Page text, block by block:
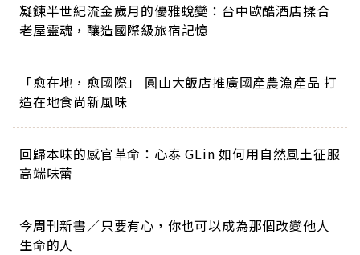
凝鍊半世紀流金歲月的優雅蛻變：台中歐酷酒店揉合
老屋靈魂，釀造國際級旅宿記憶
「愈在地，愈國際」 圓山大飯店推廣國產農漁產品 打
造在地食尚新風味
回歸本味的感官革命：心泰 GLin 如何用自然風土征服
高端味蕾
今周刊新書／只要有心，你也可以成為那個改變他人
生命的人